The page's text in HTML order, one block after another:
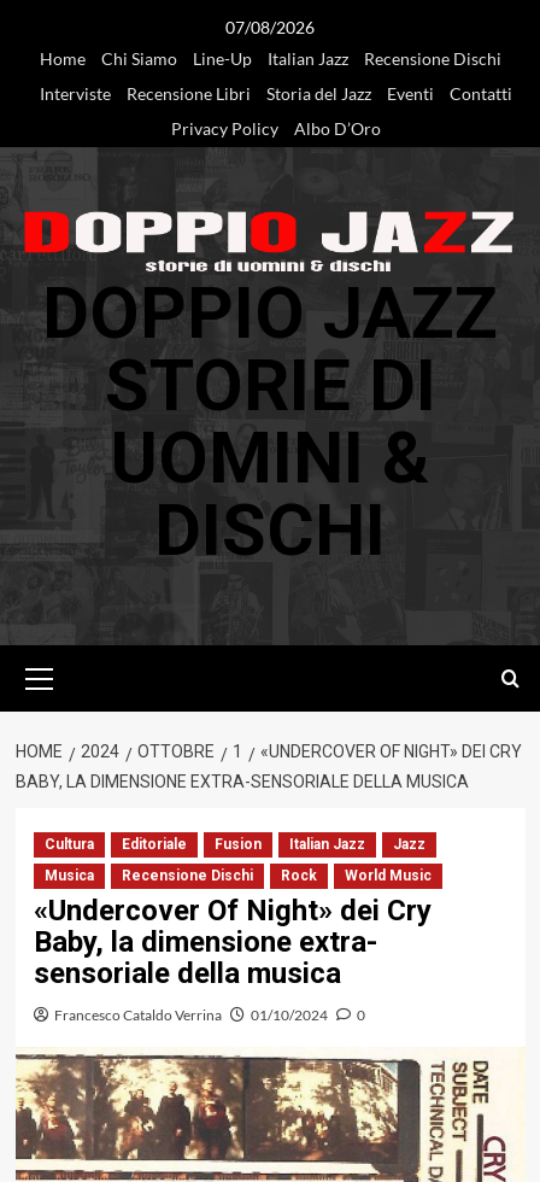
07/08/2026
Home
Chi Siamo Line-Up Italian Jazz
Recensione Dischi
Interviste
Recensione Libri Storia del Jazz Eventi
Contatti
Privacy Policy
Albo D’Oro
DOPPIO JAZZ
STORIE DI
UOMINI &
DISCHI
principale
HOME 2024 OTTOBRE 1
«UNDERCOVER OF NIGHT» DEI CRY
BABY, LA DIMENSIONE EXTRA-SENSORIALE DELLA MUSICA
Cultura Editoriale Fusion Italian Jazz
Jazz
Musica
Recensione Dischi Rock World Music
«Undercover Of Night» dei Cry
Baby, la dimensione extra-
sensoriale della musica
Francesco Cataldo Verrina 01/10/2024 0